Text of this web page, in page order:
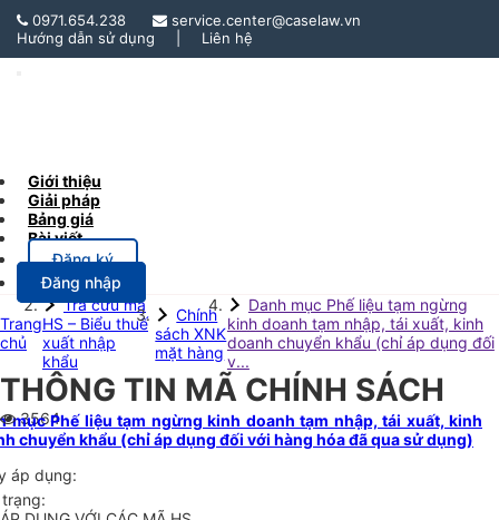
0971.654.238
service.center@caselaw.vn
Hướng dẫn sử dụng
Liên hệ
Giới thiệu
Giải pháp
Bảng giá
Bài viết
Đăng ký
Đăng nhập
Trang
chủ
Tra cứu mã
HS – Biểu thuế
xuất nhập
khẩu
Chính
sách XNK
mặt hàng
Danh mục Phế liệu tạm ngừng
kinh doanh tạm nhập, tái xuất, kinh
doanh chuyển khẩu (chỉ áp dụng đối
v...
THÔNG TIN MÃ CHÍNH SÁCH
3564
mục Phế liệu tạm ngừng kinh doanh tạm nhập, tái xuất, kinh
chuyển khẩu (chỉ áp dụng đối với hàng hóa đã qua sử dụng)
áp dụng: